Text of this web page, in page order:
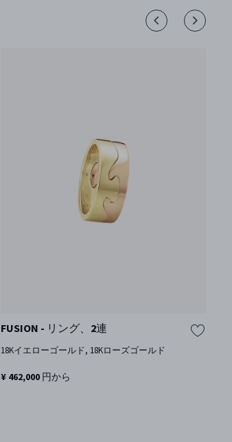
FUSION - リング、2連
18Kイエローゴールド, 18Kローズゴールド
¥ 462,000 円から